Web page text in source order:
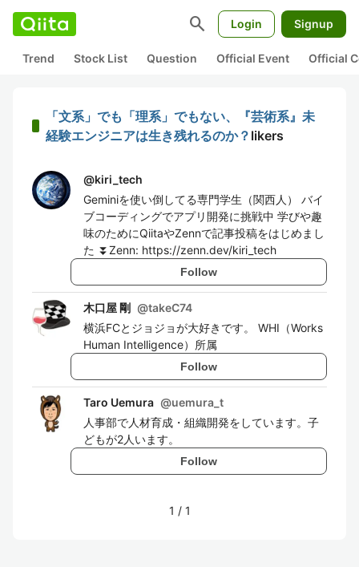
search Login Signup
Trend Stock List Question Official Event Official
「文系」でも「理系」でもない、『芸術系』未
経験エンジニアは生き残れるのか？ likers
@kiri_tech
Geminiを使い倒してる専門学生（関西人） バイ
ブコーディングでアプリ開発に挑戦中 学びや趣
味のためにQiitaやZennで記事投稿をはじめまし
た ⏬️Zenn: https://zenn.dev/kiri_tech
Follow
木口屋 剛 @takeC74
横浜FCとジョジョが大好きです。 WHI（Works
Human Intelligence）所属
Follow
Taro Uemura @uemura_t
人事部で人材育成・組織開発をしています。子
どもが2人います。
Follow
1 / 1